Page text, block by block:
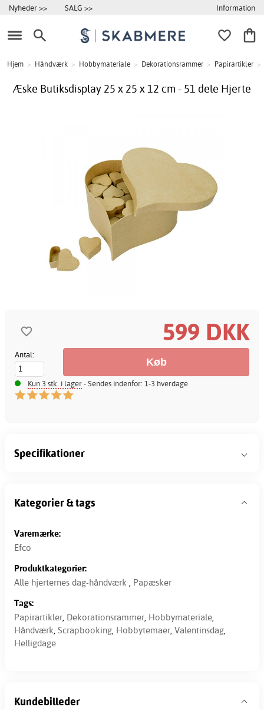
Nyheder >> SALG >> Information
Hjem > Håndværk > Hobbymateriale > Dekorationsrammer > Papirartikler >
Æske Butiksdisplay 25 x 25 x 12 cm - 51 dele Hjerte
599 DKK
Antal:
Kun 3 stk. i lager- Sendes indenfor: 1-3 hverdage
Specifikationer
Kategorier & tags
Varemærke:
Efco
Produktkategorier:
Alle hjerternes dag-håndværk
Papæsker
Tags:
Papirartikler Dekorationsrammer Hobbymateriale
Håndværk Scrapbooking Hobbytemaer Valentinsdag
Helligdage
Kundebilleder